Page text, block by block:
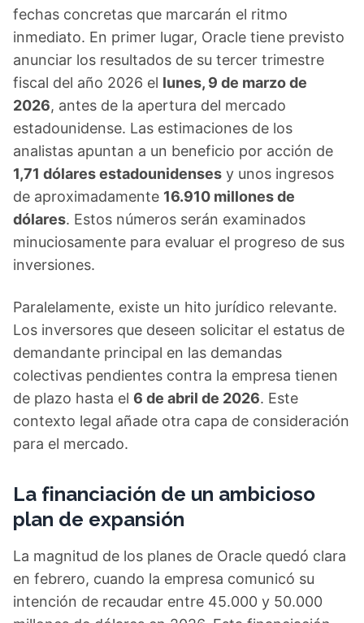
fechas concretas que marcarán el ritmo
inmediato. En primer lugar, Oracle tiene previsto
anunciar los resultados de su tercer trimestre
fiscal del año 2026 el lunes, 9 de marzo de
2026, antes de la apertura del mercado
estadounidense. Las estimaciones de los
analistas apuntan a un beneficio por acción de
1,71 dólares estadounidenses y unos ingresos
de aproximadamente 16.910 millones de
dólares. Estos números serán examinados
minuciosamente para evaluar el progreso de sus
inversiones.
Paralelamente, existe un hito jurídico relevante.
Los inversores que deseen solicitar el estatus de
demandante principal en las demandas
colectivas pendientes contra la empresa tienen
de plazo hasta el 6 de abril de 2026. Este
contexto legal añade otra capa de consideración
para el mercado.
La financiación de un ambicioso
plan de expansión
La magnitud de los planes de Oracle quedó clara
en febrero, cuando la empresa comunicó su
intención de recaudar entre 45.000 y 50.000